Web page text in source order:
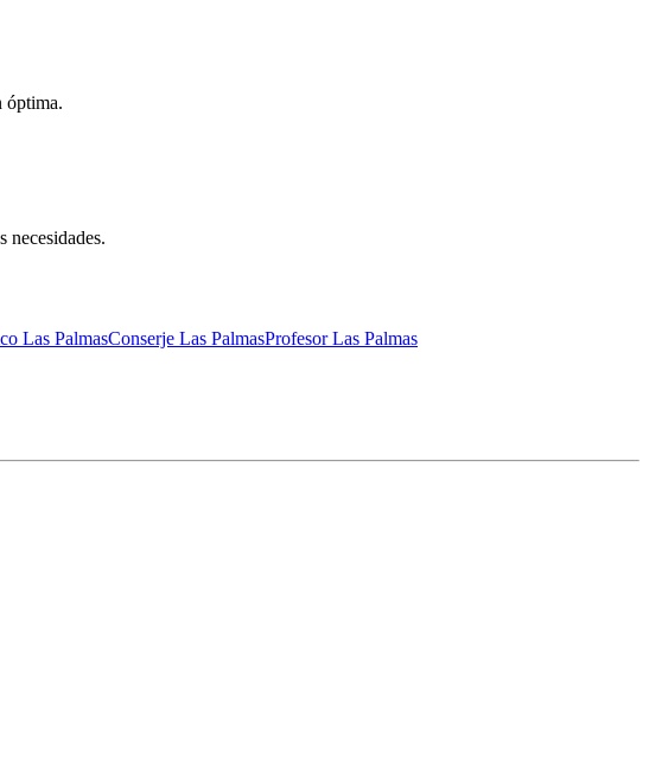
óptima.
necesidades.
Las PalmasConserje Las PalmasProfesor Las Palmas